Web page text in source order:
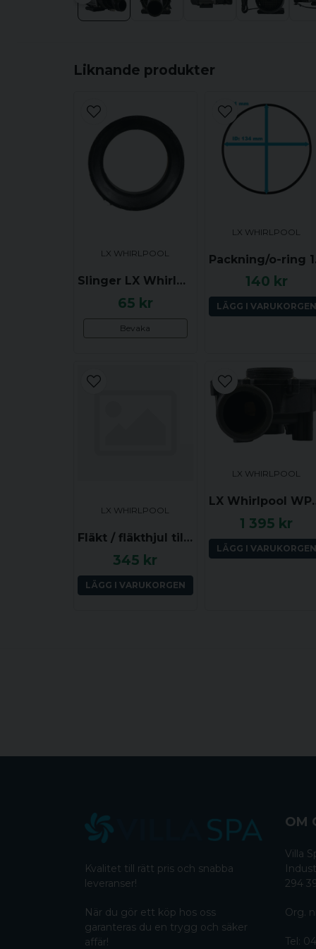
Liknande produkter
LX WHIRLPOOL
Slinger LX Whirlpool LP/WP
65 kr
Bevaka
LX WHIRLPOOL
140 kr
LÄGG I VARUKORGEN
LX WHIRLPOOL
Fläkt / fläkthjul till LX Whirlpool WP pumpar
345 kr
LÄGG I VARUKORGEN
LX WHIRLPOOL
LX
1 395 kr
LÄGG I VARUKORGEN
Kvalitet till rätt pris och snabba
leveranser!
När du gör ett köp hos oss
garanteras du en trygg och säker
affär!
OM
Villa
294
Org.
Tel: